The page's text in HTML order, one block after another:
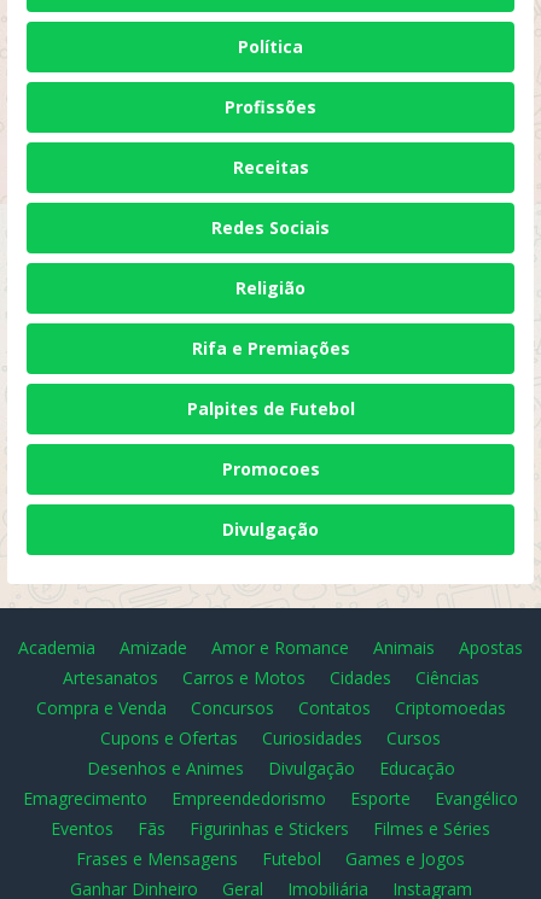
Política
Profissões
Receitas
Redes Sociais
Religião
Rifa e Premiações
Palpites de Futebol
Promocoes
Divulgação
Academia Amizade Amor e Romance Animais
Apostas
Artesanatos
Carros e Motos Cidades
Ciências
Compra e Venda
Concursos Contatos
Criptomoedas
Cupons e Ofertas
Curiosidades
Cursos
Desenhos e Animes
Divulgação
Educação
Emagrecimento
Empreendedorismo Esporte
Evangélico
Eventos
Fãs Figurinhas e Stickers
Filmes e Séries
Frases e Mensagens
Futebol
Games e Jogos
Ganhar Dinheiro
Geral Imobiliária Instagram